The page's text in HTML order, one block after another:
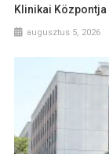
Klinikai Központja
augusztus 5, 2026